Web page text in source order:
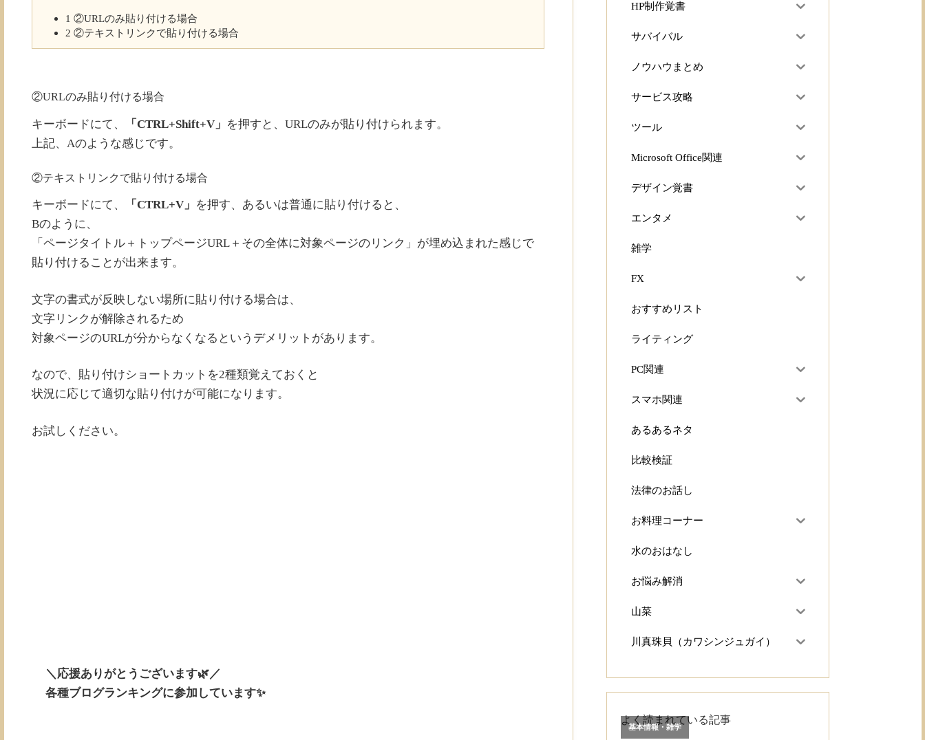
1 ②URLのみ貼り付ける場合
2 ②テキストリンクで貼り付ける場合
②URLのみ貼り付ける場合
キーボードにて、 「CTRL+Shift+V」 を押すと、URLのみが貼り付けられます。
上記、Aのような感じです。
②テキストリンクで貼り付ける場合
キーボードにて、 「CTRL+V」 を押す、あるいは普通に貼り付けると、
Bのように、
「ページタイトル＋トップページURL＋その全体に対象ページのリンク」が埋め込まれた感じで
貼り付けることが出来ます。
文字の書式が反映しない場所に貼り付ける場合は、
文字リンクが解除されるため
対象ページのURLが分からなくなるというデメリットがあります。
なので、貼り付けショートカットを2種類覚えておくと
状況に応じて適切な貼り付けが可能になります。
お試しください。
＼応援ありがとうございます🌿／
各種ブログランキングに参加しています✨
HP制作覚書
サバイバル
ノウハウまとめ
サービス攻略
ツール
Microsoft Office関連
デザイン覚書
エンタメ
雑学
FX
おすすめリスト
ライティング
PC関連
スマホ関連
あるあるネタ
比較検証
法律のお話し
お料理コーナー
水のおはなし
お悩み解消
山菜
川真珠貝（カワシンジュガイ）
よく読まれている記事